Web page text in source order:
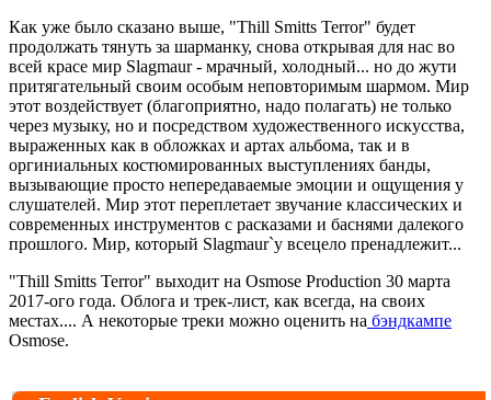
Как уже было сказано выше, "Thill Smitts Terror" будет
продолжать тянуть за шарманку, снова открывая для нас во
всей красе мир Slagmaur - мрачный, холодный... но до жути
притягательный своим особым неповторимым шармом. Мир
этот воздействует (благоприятно, надо полагать) не только
через музыку, но и посредством художественного искусства,
выраженных как в обложках и артах альбома, так и в
оргиниальных костюмированных выступлениях банды,
вызывающие просто непередаваемые эмоции и ощущения у
слушателей. Мир этот переплетает звучание классических и
современных инструментов с расказами и баснями далекого
прошлого. Мир, который Slagmaur`у всецело пренадлежит...
"Thill Smitts Terror" выходит на Osmose Production 30 марта
2017-ого года. Облога и трек-лист, как всегда, на своих
местах.... А некоторые треки можно оценить на бэндкампе
Оsmose.